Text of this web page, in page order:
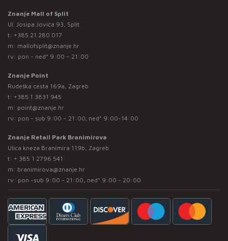
Znanje Mall of Split
Ul. Josipa Jovića 93, Split
t: +385 21 280 017
m: mallofsplit@znanje.hr
rv: pon - ned* 9:00 – 21:00
Znanje Point
Rudeška cesta 169a, Zagreb
t: +385 1 3831 945
m: point@znanje.hr
rv: pon - sub 9:00 – 21:00; ned* 9:00-14:00
Znanje Retail Park Branimirova
Ulica kneza Branimira 119b, Zagreb
t: + 385 1 2796 541
m: branimirova@znanje.hr
rv: pon -sub 9:00 - 21:00, ned* 9:00 - 20:00